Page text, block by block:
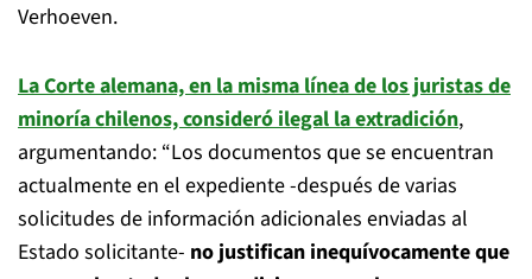
Verhoeven.
La Corte alemana, en la misma línea de los juristas de
minoría chilenos, consideró ilegal la extradición,
argumentando: “Los documentos que se encuentran
actualmente en el expediente -después de varias
solicitudes de información adicionales enviadas al
Estado solicitante- no justifican inequívocamente que